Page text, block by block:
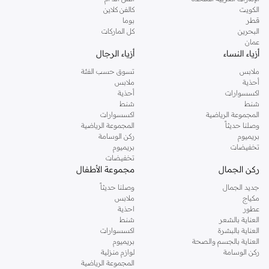
استخدمي القائمة لتحديد تجربة تسوق دوروثي بيركنز اون لاين. خدمة التوصيل السريعة
والدعم الاستثنائي يضمن لك تجربة تسوق ممتعة دائما مع نمشي.
الكويت
قطر
البحرين
عمان
كالفن كلاين
بوما
كل الماركات
أزياء النساء
ملابس
أحذية
اكسسوارات
شنط
المجموعة الرياضية
وصلنا حديثاً
بريميوم
تخفيضات
أزياء الرجال
تسوق حسب الفئة
ملابس
أحذية
شنط
اكسسوارات
المجموعة الرياضية
ركن الوسامة
بريميوم
تخفيضات
ركن الجمال
جديد الجمال
مكياج
عطور
العناية بالشعر
العناية بالبشرة
العناية بالجسم والصحة
ركن الوسامة
مجموعة الأطفال
وصلنا حديثاً
ملابس
احذية
شنط
اكسسوارات
بريميوم
لوازم منزلية
المجموعة الرياضية